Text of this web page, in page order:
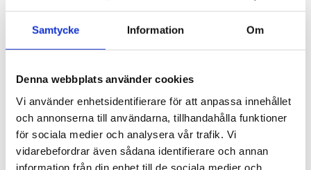
Samtycke Information Om
Denna webbplats använder cookies
Vi använder enhetsidentifierare för att anpassa innehållet
och annonserna till användarna, tillhandahålla funktioner
för sociala medier och analysera vår trafik. Vi
vidarebefordrar även sådana identifierare och annan
information från din enhet till de sociala medier och
Stockholm
Nu ska kung Jesus lyftas i
Kungsan – detta väntar